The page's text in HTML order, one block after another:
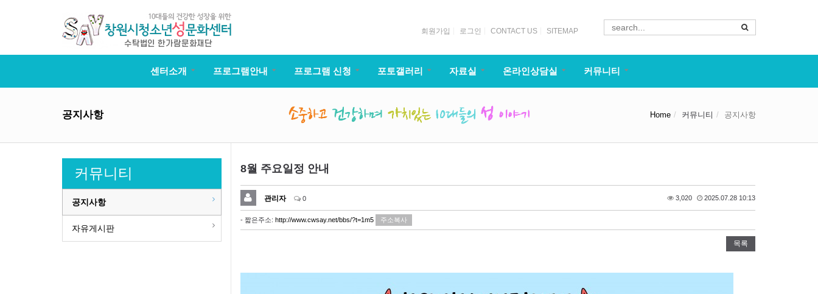
회원가입 로그인 CONTACT US SITEMAP
센터소개 프로그램안내 프로그램 신청 포토갤러리 자료실 온라인상담실 커뮤니티
공지사항 Home 커뮤니티 공지사항
커뮤니티
공지사항
자유게시판
8월 주요일정 안내
관리자 0 3,020 2025.07.28 10:13
- 짧은주소: http://www.cwsay.net/bbs/?t=1m5 주소복사
목록